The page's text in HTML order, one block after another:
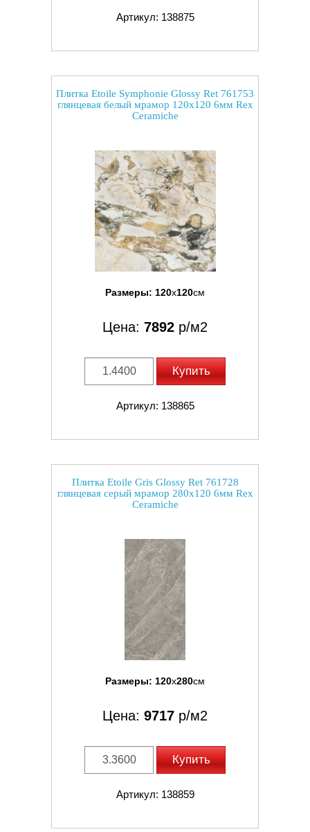
Артикул: 138875
Плитка Etoile Symphonie Glossy Ret 761753
глянцевая белый мрамор 120x120 6мм Rex
Ceramiche
Размеры: 120x120см
Цена: 7892 р/м2
Купить
Артикул: 138865
Плитка Etoile Gris Glossy Ret 761728
глянцевая серый мрамор 280x120 6мм Rex
Ceramiche
Размеры: 120x280см
Цена: 9717 р/м2
Купить
Артикул: 138859